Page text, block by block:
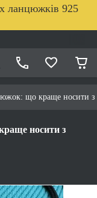
ланцюжків 925
що краще носити з
носити з